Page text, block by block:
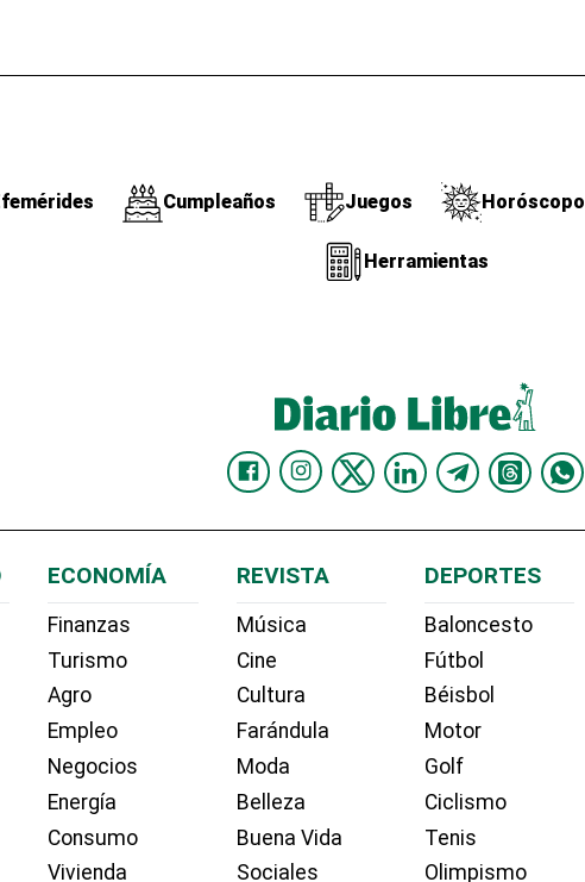
Cumpleaños Juegos Horóscopo
Herramientas
ECONOMÍA
Finanzas
Turismo
Agro
Empleo
Negocios
Energía
Consumo
Vivienda
REVISTA
Música
Cine
Cultura
Farándula
Moda
Belleza
Buena Vida
Sociales
DEPORTES
Baloncesto
Fútbol
Béisbol
Motor
Golf
Ciclismo
Tenis
Olimpismo